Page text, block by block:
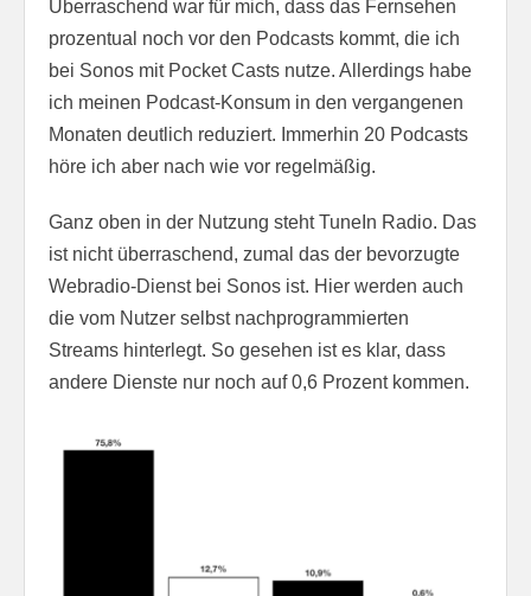
Überraschend war für mich, dass das Fernsehen
prozentual noch vor den Podcasts kommt, die ich
bei Sonos mit Pocket Casts nutze. Allerdings habe
ich meinen Podcast-Konsum in den vergangenen
Monaten deutlich reduziert. Immerhin 20 Podcasts
höre ich aber nach wie vor regelmäßig.
Ganz oben in der Nutzung steht TuneIn Radio. Das
ist nicht überraschend, zumal das der bevorzugte
Webradio-Dienst bei Sonos ist. Hier werden auch
die vom Nutzer selbst nachprogrammierten
Streams hinterlegt. So gesehen ist es klar, dass
andere Dienste nur noch auf 0,6 Prozent kommen.